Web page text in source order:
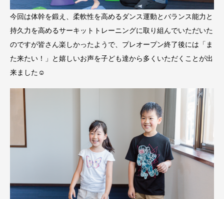
今回は体幹を鍛え、柔軟性を高めるダンス運動とバランス能力と
持久力を高めるサーキットトレーニングに取り組んでいただいた
のですが皆さん楽しかったようで、プレオープン終了後には「ま
た来たい！」と嬉しいお声を子ども達から多くいただくことが出
来ました☺